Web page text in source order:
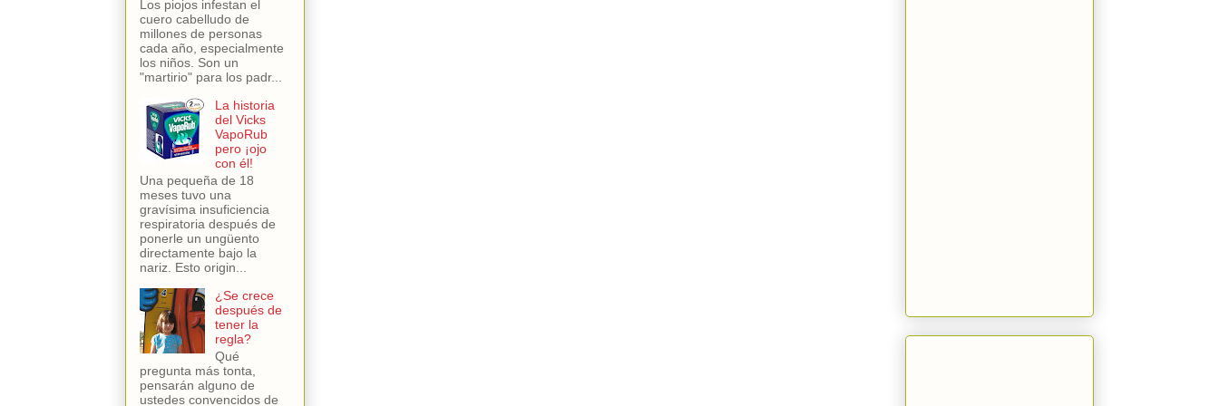
Los piojos infestan el
cuero cabelludo de
millones de personas
cada año, especialmente
los niños. Son un
"martirio" para los padr...
La historia
del Vicks
VapoRub
pero ¡ojo
con él!
Una pequeña de 18
meses tuvo una
gravísima insuficiencia
respiratoria después de
ponerle un ungüento
directamente bajo la
nariz. Esto origin...
¿Se crece
después de
tener la
regla?
Qué
pregunta más tonta,
pensarán alguno de
ustedes convencidos de